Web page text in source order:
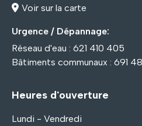
Voir sur la carte
Urgence / Dépannage:
Réseau d'eau : 621 410 405
Bâtiments communaux : 691
Heures d'ouverture
Lundi - Vendredi